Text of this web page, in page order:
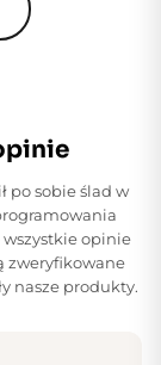
po sobie ślad w
opinie
zweryfikowane
nasze produkty.